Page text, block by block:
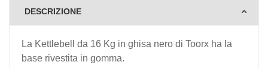
DESCRIZIONE
La Kettlebell da 16 Kg in ghisa nero di Toorx ha la
base rivestita in gomma.